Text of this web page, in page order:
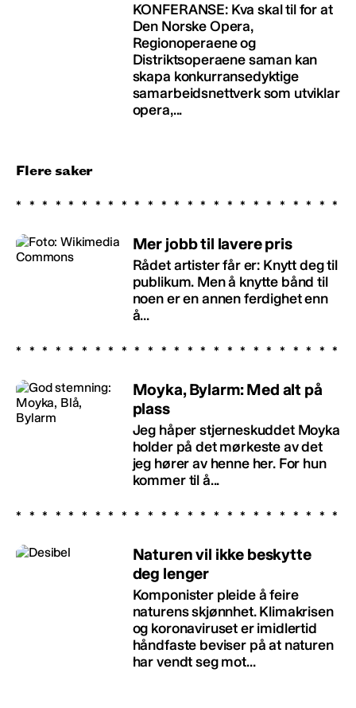
KONFERANSE: Kva skal til for at
Den Norske Opera,
Regionoperaene og
Distriktsoperaene saman kan
skapa konkurransedyktige
samarbeidsnettverk som utviklar
opera,...
Flere saker
Mer jobb til lavere pris
Rådet artister får er: Knytt deg til
publikum. Men å knytte bånd til
noen er en annen ferdighet enn
å...
Moyka, Bylarm: Med alt på
plass
Jeg håper stjerneskuddet Moyka
holder på det mørkeste av det
jeg hører av henne her. For hun
kommer til å...
Naturen vil ikke beskytte
deg lenger
Komponister pleide å feire
naturens skjønnhet. Klimakrisen
og koronaviruset er imidlertid
håndfaste beviser på at naturen
har vendt seg mot...